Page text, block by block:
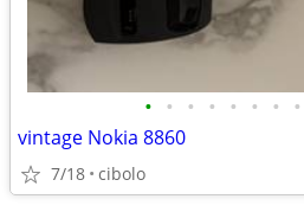
• • • • • • • •
vintage Nokia 8860
7/18 cibolo